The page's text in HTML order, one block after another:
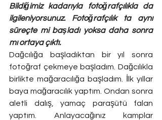
Bildiğimiz kadarıyla fotoğrafçılıkla da
ilgileniyorsunuz. Fotoğrafçılık ta aynı
süreçte mi başladı yoksa daha sonra
mı ortaya çıktı.
Dağcılığa başladıktan bir yıl sonra
fotoğraf çekmeye başladım. Dağcılıkla
birlikte mağaracılığa başladım. İlk yıllar
baya mağaracılık yaptım. Ondan sonra
aletli dalış, yamaç paraşütü falan
yaptım. Anlayacağınız kamplar